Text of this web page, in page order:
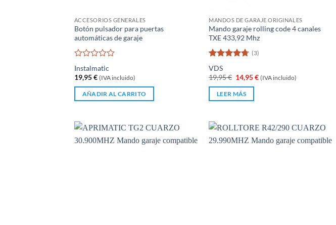
ACCESORIOS GENERALES
Botón pulsador para puertas
automáticas de garaje
Valorado
con
0
de
Instalmatic
19,95€ (IVA incluido)
AÑADIR AL CARRITO
MANDOS DE GARAJE ORIGINALES
Mando garaje rolling code 4 canales
TXE 433,92 Mhz
Valorado
con
de 5
(3)
VDS
19,95€ El
precio
original
era:
14,95€El
precio
(IVA incluido)
LEER MÁS